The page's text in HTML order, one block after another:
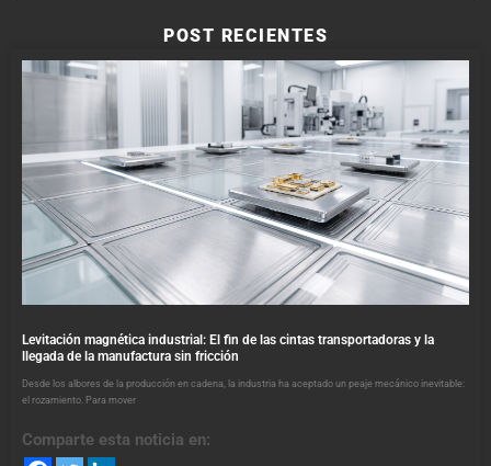
POST RECIENTES
Levitación magnética industrial: El fin de las cintas transportadoras y la
llegada de la manufactura sin fricción
Desde los albores de la producción en cadena, la industria ha aceptado un peaje mecánico inevitable:
el rozamiento. Para mover
Comparte esta noticia en: